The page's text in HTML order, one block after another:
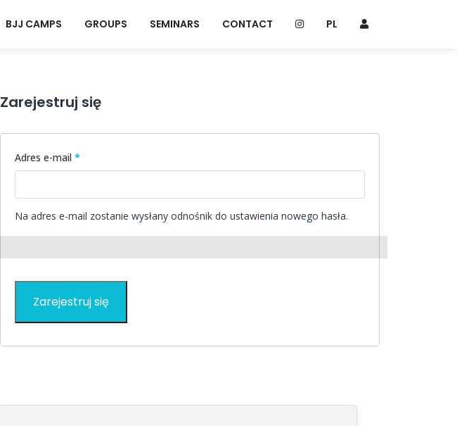
BJJ CAMPS GROUPS SEMINARS CONTACT PL
Zarejestruj się
Adres e-mail*
Na adres e-mail zostanie wysłany odnośnik do ustawienia nowego hasła.
Zarejestruj się